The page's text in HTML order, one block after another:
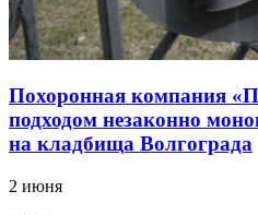
Похоронная компания
подходом незаконно
на кладбища Волгограда
2 июня